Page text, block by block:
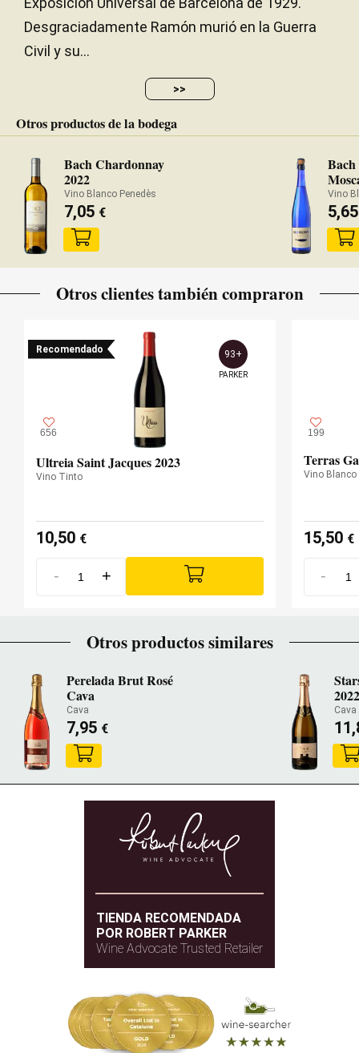
Desgraciadamente Ramón murió en la Guerra
Civil y su...
>>
Otros productos de la bodega
Bach Chardonnay
2022
Vino Blanco Penedès
7,05 €
Vino
Otros clientes también compraron
Recomendado
656
93+
PARKER
Ultreia Saint Jacques 2023
Vino Tinto
10,50 €
- +
199
Terras
Vino Blanco
15,50 €
-
Otros productos similares
Perelada Brut Rosé
Cava
Cava
7,95 €
2022
Cava
TIENDA RECOMENDADA
POR ROBERT PARKER
Wine Advocate Trusted Retailer